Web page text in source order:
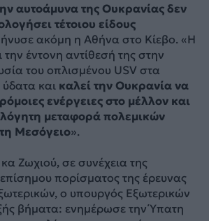
αυτοάμυνα της Ουκρανίας δεν
τέτοιου είδους
ακόμη η Αθήνα στο Κίεβο. «Η
έντονη αντίθεσή της στην
του οπλισμένου USV στα
και καλεί την Ουκρανία να
ενέργειες στο μέλλον και
μεταφορά πολεμικών
Μεσόγειο».
Ζωχιού, σε συνέχεια της
πορίσματος της έρευνας
ο υπουργός Εξωτερικών
βήματα: ενημέρωσε την Ύπατη